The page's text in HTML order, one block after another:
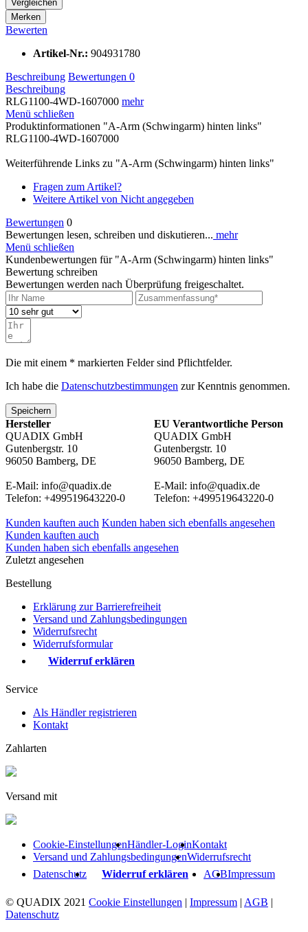
Vergleichen
Merken
Bewerten
Artikel-Nr.: 904931780
Beschreibung Bewertungen 0
Beschreibung
RLG1100-4WD-1607000 mehr
Menü schließen
Produktinformationen "A-Arm (Schwingarm) hinten links"
RLG1100-4WD-1607000
Weiterführende Links zu "A-Arm (Schwingarm) hinten links"
Fragen zum Artikel?
Weitere Artikel von Nicht angegeben
Bewertungen 0
Bewertungen lesen, schreiben und diskutieren... mehr
Menü schließen
Kundenbewertungen für "A-Arm (Schwingarm) hinten links"
Bewertung schreiben
Bewertungen werden nach Überprüfung freigeschaltet.
Die mit einem * markierten Felder sind Pflichtfelder.
Ich habe die Datenschutzbestimmungen zur Kenntnis genommen.
Speichern
Hersteller
QUADIX GmbH
Gutenbergstr. 10
96050 Bamberg, DE
E-Mail: info@quadix.de
Telefon: +499519643220-0
EU Verantwortliche Person
QUADIX GmbH
Gutenbergstr. 10
96050 Bamberg, DE
E-Mail: info@quadix.de
Telefon: +499519643220-0
Kunden kauften auch Kunden haben sich ebenfalls angesehen
Kunden kauften auch
Kunden haben sich ebenfalls angesehen
Zuletzt angesehen
Bestellung
Erklärung zur Barrierefreiheit
Versand und Zahlungsbedingungen
Widerrufsrecht
Widerrufsformular
Widerruf erklären
Service
Als Händler registrieren
Kontakt
Zahlarten
Versand mit
Cookie-EinstellungenHändler-LoginKontakt
Versand und ZahlungsbedingungenWiderrufsrecht
Datenschutz
Widerruf erklären AGBImpressum
© QUADIX 2021 Cookie Einstellungen | Impressum | AGB |
Datenschutz